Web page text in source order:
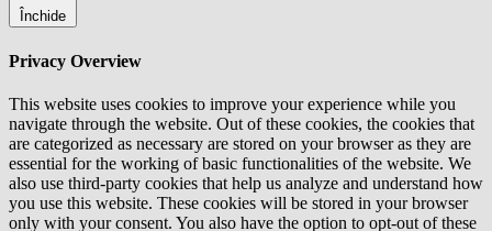
Închide
Privacy Overview
This website uses cookies to improve your experience while you
navigate through the website. Out of these cookies, the cookies that
are categorized as necessary are stored on your browser as they are
essential for the working of basic functionalities of the website. We
also use third-party cookies that help us analyze and understand how
you use this website. These cookies will be stored in your browser
only with your consent. You also have the option to opt-out of these